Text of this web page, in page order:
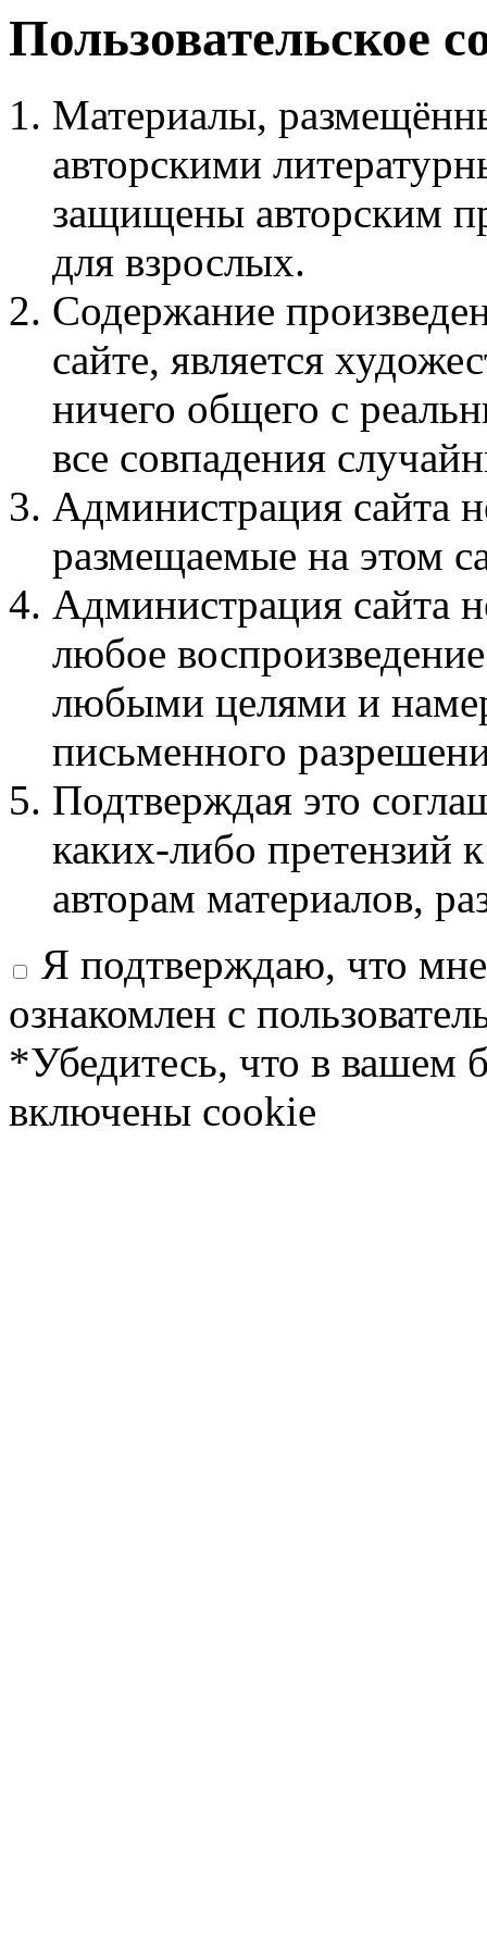
Пользовательское
Материалы,
авторскими
защищены авторским
для взрослых.
Содержание
сайте, является
ничего общего с
все совпадения
Администрация сайта
размещаемые на этом
Администрация сайта
любое
любыми целями и
письменного
Подтверждая это
каких-либо претензий
авторам материалов,
Я подтверждаю, что
ознакомлен с
*Убедитесь, что в вашем
включены cookie